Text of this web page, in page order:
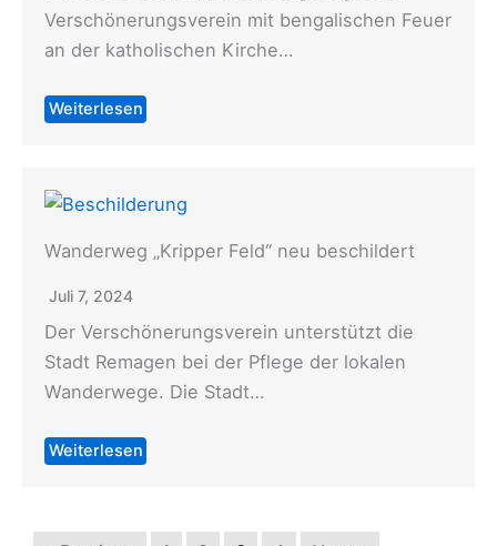
Verschönerungsverein mit bengalischen Feuer
an der katholischen Kirche…
Weiterlesen
Wanderweg „Kripper Feld“ neu beschildert
Juli 7, 2024
Der Verschönerungsverein unterstützt die
Stadt Remagen bei der Pflege der lokalen
Wanderwege. Die Stadt…
Weiterlesen